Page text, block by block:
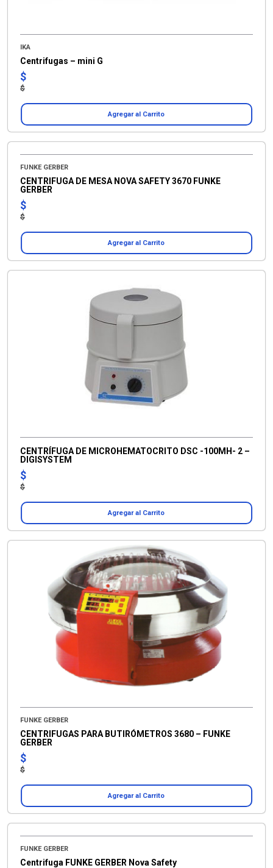
IKA
Centrifugas – mini G
$
$
Agregar al Carrito
FUNKE GERBER
CENTRIFUGA DE MESA NOVA SAFETY 3670 FUNKE
GERBER
$
$
Agregar al Carrito
CENTRÍFUGA DE MICROHEMATOCRITO DSC -100MH- 2 –
DIGISYSTEM
$
$
Agregar al Carrito
FUNKE GERBER
CENTRIFUGAS PARA BUTIRÓMETROS 3680 – FUNKE
GERBER
$
$
Agregar al Carrito
FUNKE GERBER
Centrifuga FUNKE GERBER Nova Safety